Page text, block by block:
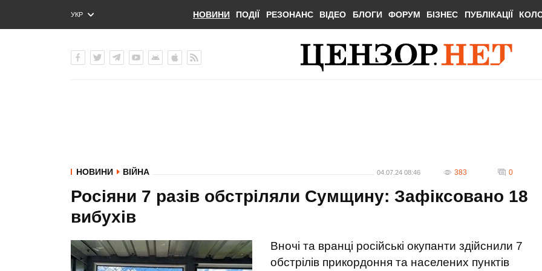
УКР
ENG
НОВИНИ ПОДІЇ РЕЗОНАНС ВІДЕО БЛОГИ ФОРУМ БІЗНЕС ПУБЛІКАЦІЇ
НОВИНИ ВІЙНА 04.07.24 08:46 383 0
Росіяни 7 разів обстріляли Сумщину: Зафіксовано 18
вибухів
Вночі та вранці російські окупанти здійснили 7
обстрілів прикордоння та населених пунктів